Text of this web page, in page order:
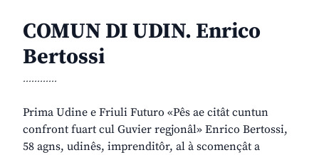
COMUN DI UDIN. Enrico
Bertossi
............
Prima Udine e Friuli Futuro «Pês ae citât cuntun
confront fuart cul Guvier regjonâl» Enrico Bertossi,
58 agns, udinês, imprenditôr, al à scomençât a